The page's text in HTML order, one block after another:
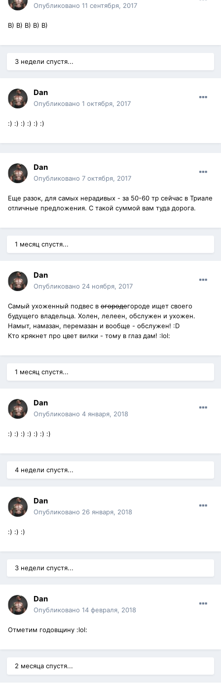
Опубликовано 11 сентября, 2017
B) B) B) B) B)
3 недели спустя...
Dan
Опубликовано 1 октября, 2017
:) :) :) :) :) :)
Dan
Опубликовано 7 октября, 2017
Еще разок, для самых нерадивых - за 50-60 тр сейчас в Триале
отличные предложения. С такой суммой вам туда дорога.
1 месяц спустя...
Dan
Опубликовано 24 ноября, 2017
Самый ухоженный подвес в огородегороде ищет своего
будущего владельца. Холен, лелеен, обслужен и ухожен.
Намыт, намазан, перемазан и вообще - обслужен! :D
Кто крякнет про цвет вилки - тому в глаз дам! :lol:
1 месяц спустя...
Dan
Опубликовано 4 января, 2018
:) :) :) :) :) :) :)
4 недели спустя...
Dan
Опубликовано 26 января, 2018
:) :) :)
3 недели спустя...
Dan
Опубликовано 14 февраля, 2018
Отметим годовщину :lol:
2 месяца спустя...